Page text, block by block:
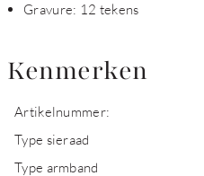
Gravure: 12 tekens
Kenmerken
Artikelnummer:
Type sieraad
Type armband